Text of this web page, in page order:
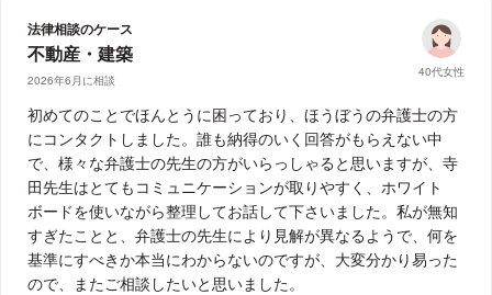
法律相談のケース
不動産・建築
2026年6月に相談
40代女性
初めてのことでほんとうに困っており、ほうぼうの弁護士の方
にコンタクトしました。誰も納得のいく回答がもらえない中
で、様々な弁護士の先生の方がいらっしゃると思いますが、寺
田先生はとてもコミュニケーションが取りやすく、ホワイト
ボードを使いながら整理してお話して下さいました。私が無知
すぎたことと、弁護士の先生により見解が異なるようで、何を
基準にすべきか本当にわからないのですが、大変分かり易った
ので、またご相談したいと思いました。